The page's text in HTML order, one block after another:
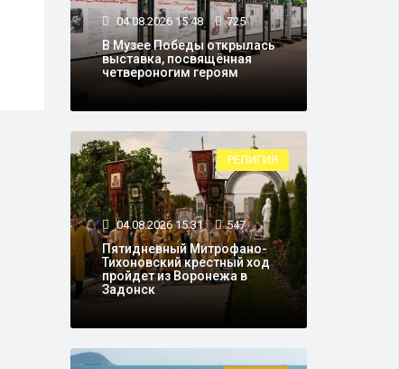
В Роскачестве озвучили
безопасное количество
газированных напитков
для здоровья
04.08.2026 15:48 725
В Музее Победы открылась
выставка, посвящённая
четвероногим героям
РЕЛИГИЯ
04.08.2026 15:31 547
Пятидневный Митрофано-
Тихоновский крестный ход
пройдет из Воронежа в
Задонск